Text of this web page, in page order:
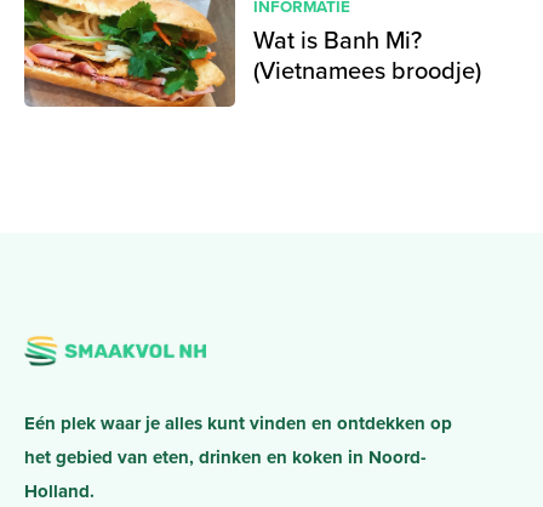
INFORMATIE
Wat is Banh Mi?
(Vietnamees broodje)
Eén plek waar je alles kunt vinden en ontdekken op
het gebied van eten, drinken en koken in Noord-
Holland.